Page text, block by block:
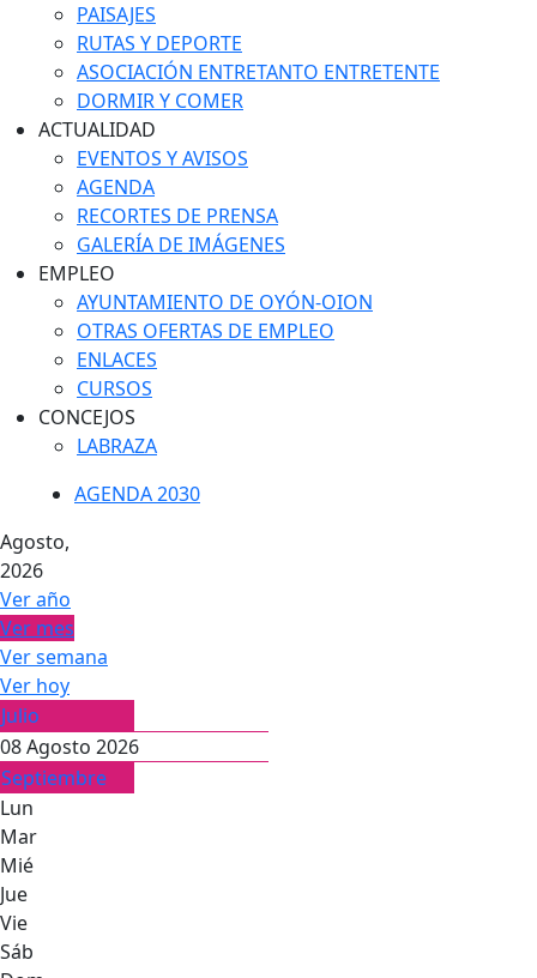
PAISAJES
RUTAS Y DEPORTE
ASOCIACIÓN ENTRETANTO ENTRETENTE
DORMIR Y COMER
ACTUALIDAD
EVENTOS Y AVISOS
AGENDA
RECORTES DE PRENSA
GALERÍA DE IMÁGENES
EMPLEO
AYUNTAMIENTO DE OYÓN-OION
OTRAS OFERTAS DE EMPLEO
ENLACES
CURSOS
CONCEJOS
LABRAZA
AGENDA 2030
Agosto,
2026
Ver año
Ver mes
Ver semana
Ver hoy
Julio
08 Agosto 2026
Septiembre
Lun
Mar
Mié
Jue
Vie
Sáb